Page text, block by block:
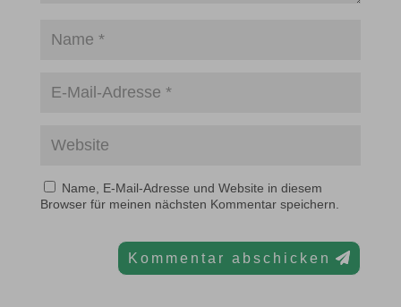
Name, E-Mail-Adresse und Website in diesem
Browser für meinen nächsten Kommentar speichern.
Kommentar abschicken